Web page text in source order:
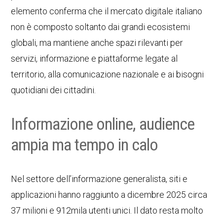
elemento conferma che il mercato digitale italiano
non è composto soltanto dai grandi ecosistemi
globali, ma mantiene anche spazi rilevanti per
servizi, informazione e piattaforme legate al
territorio, alla comunicazione nazionale e ai bisogni
quotidiani dei cittadini.
Informazione online, audience
ampia ma tempo in calo
Nel settore dell’informazione generalista, siti e
applicazioni hanno raggiunto a dicembre 2025 circa
37 milioni e 912mila utenti unici. Il dato resta molto